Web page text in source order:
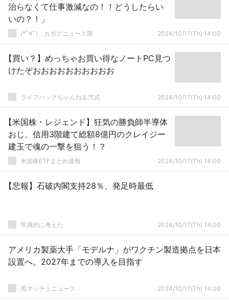
治らなくて仕事激減なの！！どうしたらい
いの？！」
(*ﾟ∀ﾟ)ゞカガクニュース隊 2024/10/17(Th) 14:00
【買い？】めっちゃお買い得なノートPC見つ
けたぞおおおおおおおおおお
ライフハックちゃんねる弐式 2024/10/17(Th) 14:00
【米国株・レジェンド】狂気の勝負師半導体
おじ、信用3階建て総額8億円のクレイジー
建玉で魂の一撃を狙う！？
米国株ETFまとめ速報 2024/10/17(Th) 14:00
【悲報】石破内閣支持28％、発足時最低
常識的に考えた 2024/10/17(Th) 14:00
アメリカ製薬大手「モデルナ」がワクチン製造拠点を日本
設置へ。2027年までの導入を目指す
黒マッチョニュース 2024/10/17(Th) 14:00